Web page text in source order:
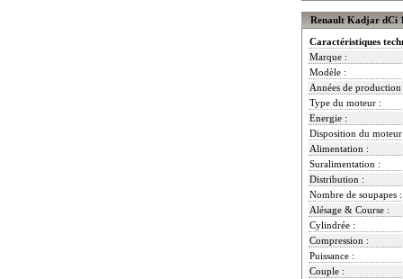
Renault Kadjar dCi
Caractéristiques
Marque :
Modèle :
Années de production
Type du moteur :
Energie :
Disposition du
Alimentation :
Suralimentation :
Distribution :
Nombre de soupapes :
Alésage & Course :
Cylindrée :
Compression :
Puissance :
Couple :